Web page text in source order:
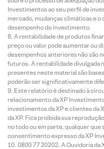
Investimentos ao seu perfil de
mercado, mudanças climáticas e
desempenho do investimento.
A rentabilidade de produtos
preço ou valor pode aumentar ou
desempenhos anteriores não são
futuros. A rentabilidade divulgada
presentes neste material são
poderão ser significativamente
Este relatório é destinado à
relacionamento da XP
investimentos da XP e clientes da
da XP. Fica proibida sua
no todo ou em parte, qualquer que
consentimento expresso da XP
0800 77 20202. A Ouvidoria da